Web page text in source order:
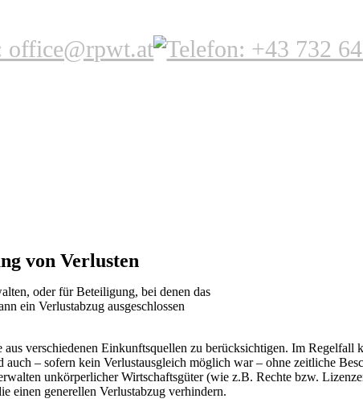
von Verlusten
oder für Beteiligung, bei denen das
ein Verlustabzug ausgeschlossen
verschiedenen Einkunftsquellen zu berücksichtigen. Im Regelfall
– sofern kein Verlustausgleich möglich war – ohne zeitliche
unkörperlicher Wirtschaftsgüter (wie z.B. Rechte bzw.
einen generellen Verlustabzug verhindern.